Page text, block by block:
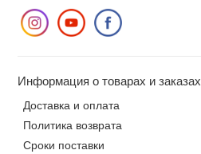
Информация о товарах и заказах
Доставка и оплата
Политика возврата
Сроки поставки